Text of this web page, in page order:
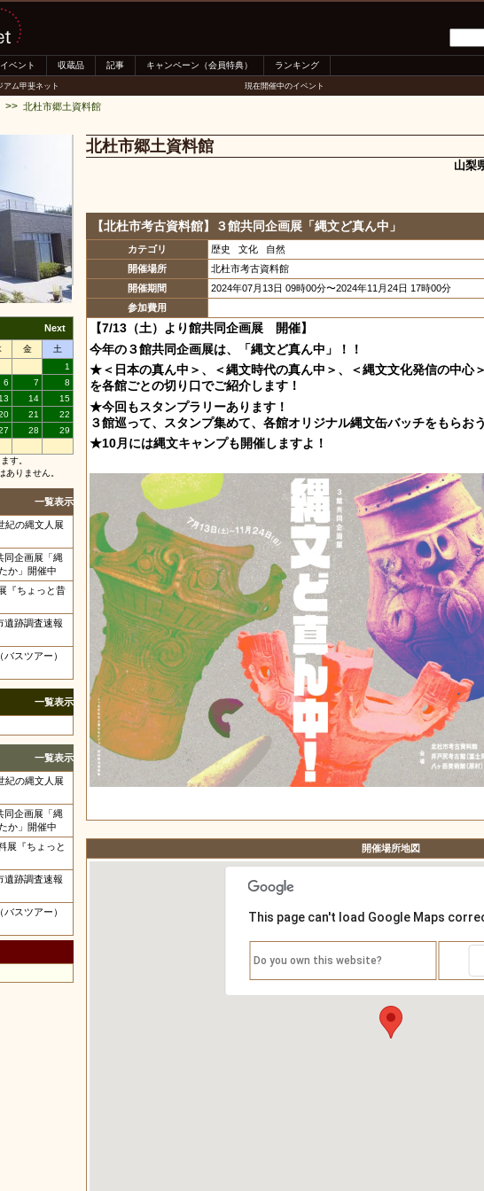
イベント 収蔵品 記事 キャンペーン（会員特典） ランキング
アム甲斐ネット 現在開催中のイベント
>> 北杜市郷土資料館
Next
金
土
1
6 7
8
13 14
15
21
22
28
29
す。
ありません。
一覧表示
紀の縄文人展
同企画展「縄
か」開催中
『ちょっと昔
遺跡調査速報
スツアー）
一覧表示
一覧表示
紀の縄文人展
同企画展「縄
か」開催中
展『ちょっと
遺跡調査速報
スツアー）
北杜市郷土資料館
山梨
【北杜市考古資料館】３館共同企画展「縄文ど真ん中」
カテゴリ
歴史 文化 自然
開催場所
北杜市考古資料館
開催期間
2024年07月13日 09時00分〜2024年11月24日 17時00分
参加費用
【7/13（土）より館共同企画展 開催】
今年の３館共同企画展は、「縄文ど真ん中」！！
★＜日本の真ん中＞、＜縄文時代の真ん中＞、＜縄文文化発信の中心
を各館ごとの切り口でご紹介します！
★今回もスタンプラリーあります！
３館巡って、スタンプ集めて、各館オリジナル縄文缶バッチをもらお
★10月には縄文キャンプも開催しますよ！
開催場所地図
This page can't load Google Maps
Do you own this website?